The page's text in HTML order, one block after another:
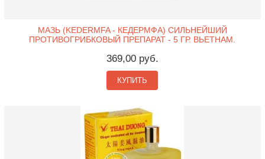
МАЗЬ (KEDERMFA - КЕДЕРМФА) СИЛЬНЕЙШИЙ
ПРОТИВОГРИБКОВЫЙ ПРЕПАРАТ - 5 ГР. ВЬЕТНАМ.
369,00 руб.
КУПИТЬ